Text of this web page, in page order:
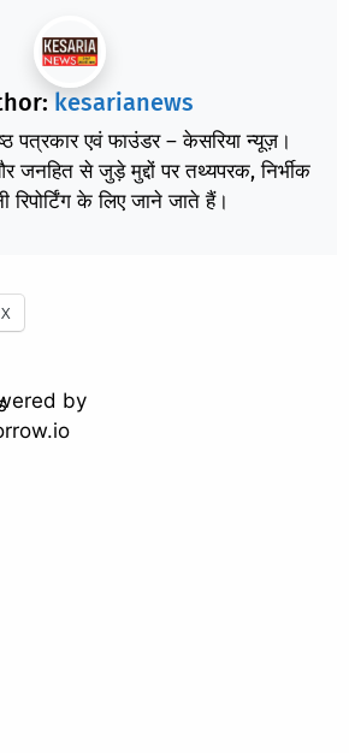
kesarianews
पत्रकार एवं फाउंडर – केसरिया न्यूज़।
जनहित से जुड़े मुद्दों पर तथ्यपरक, निर्भीक
रिपोर्टिंग के लिए जाने जाते हैं।
X